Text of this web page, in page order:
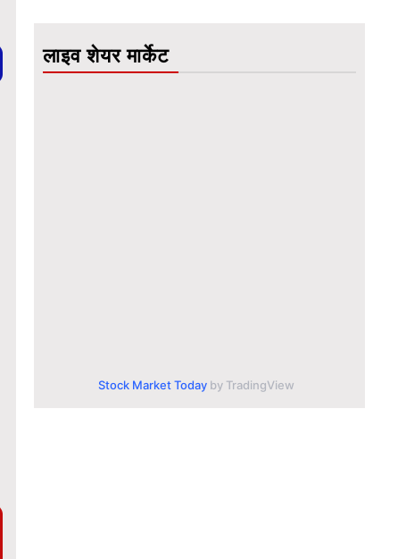
लाइव शेयर मार्केट
Stock Market Today by TradingView